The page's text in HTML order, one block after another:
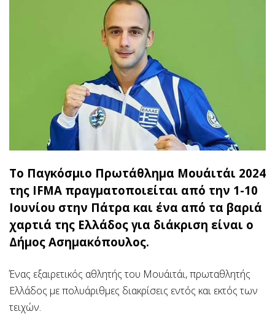
Το Παγκόσμιο Πρωτάθλημα Μουάιτάι 2024
της IFMA πραγματοποιείται από την 1-10
Ιουνίου στην Πάτρα και ένα από τα βαριά
χαρτιά της Ελλάδος για διάκριση είναι ο
Δήμος Ασημακόπουλος.
Ένας εξαιρετικός αθλητής του Μουάιτάι, πρωταθλητής
Ελλάδος με πολυάριθμες διακρίσεις εντός και εκτός των
τειχών.